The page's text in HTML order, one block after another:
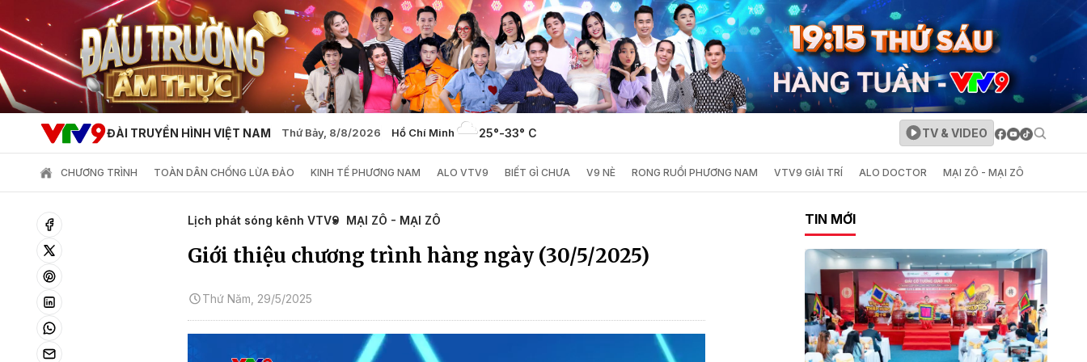
ĐÀI TRUYỀN HÌNH VIỆT NAM Thứ Bảy, 8/8/2026 Hồ Chí Minh 25°-33° C TV & VIDEO
CHƯƠNG TRÌNH TOÀN DÂN CHỐNG LỪA ĐẢO KINH TẾ PHƯƠNG NAM ALO VTV9 BIẾT GÌ CHƯA V9 NÈ RONG RUỔI PHƯƠNG NAM VTV9 GIẢI TRÍ ALO DOCTOR MẠI ZÔ - MẠI ZÔ
Lịch phát sóng kênh VTV9 MẠI ZÔ - MẠI ZÔ
Giới thiệu chương trình hàng ngày (30/5/2025)
Thứ Năm, 29/5/2025
TIN MỚI